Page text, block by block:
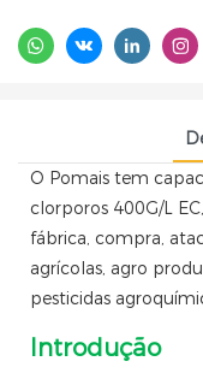
O Pomais tem
clorporos 400G/L
fábrica, compra,
agrícolas, agro
pesticidas
Introdução